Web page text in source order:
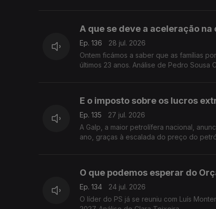
A que se deve a aceleração
Ep. 136
28 jul. 2026
Ontem ficámos a saber que as famílias
últimos 23 anos. Análise de Pedro Sousa
E o imposto sobre os lucros
Ep. 135
27 jul. 2026
A Galp, a maior petrolífera nacional,
ano, graças à escalada do preço do
O que podemos esperar do
Ep. 134
24 jul. 2026
O líder do PS já se reuniu com Luís